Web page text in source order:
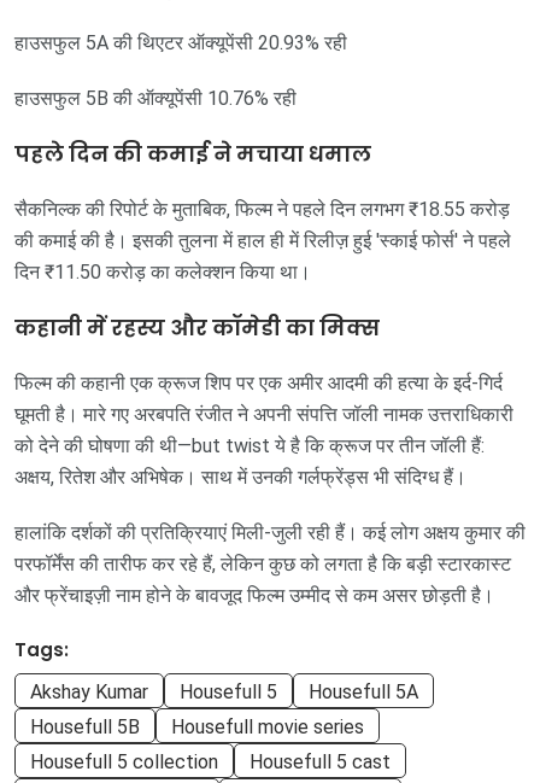
हाउसफुल 5A की थिएटर ऑक्यूपेंसी 20.93% रही
हाउसफुल 5B की ऑक्यूपेंसी 10.76% रही
पहले दिन की कमाई ने मचाया धमाल
सैकनिल्क की रिपोर्ट के मुताबिक, फिल्म ने पहले दिन लगभग ₹18.55 करोड़
की कमाई की है। इसकी तुलना में हाल ही में रिलीज़ हुई 'स्काई फोर्स' ने पहले
दिन ₹11.50 करोड़ का कलेक्शन किया था।
कहानी में रहस्य और कॉमेडी का मिक्स
फिल्म की कहानी एक क्रूज शिप पर एक अमीर आदमी की हत्या के इर्द-गिर्द
घूमती है। मारे गए अरबपति रंजीत ने अपनी संपत्ति जॉली नामक उत्तराधिकारी
को देने की घोषणा की थी—but twist ये है कि क्रूज पर तीन जॉली हैं:
अक्षय, रितेश और अभिषेक। साथ में उनकी गर्लफ्रेंड्स भी संदिग्ध हैं।
हालांकि दर्शकों की प्रतिक्रियाएं मिली-जुली रही हैं। कई लोग अक्षय कुमार की
परफॉर्मेंस की तारीफ कर रहे हैं, लेकिन कुछ को लगता है कि बड़ी स्टारकास्ट
और फ्रेंचाइज़ी नाम होने के बावजूद फिल्म उम्मीद से कम असर छोड़ती है।
Tags:
Akshay Kumar Housefull 5
Housefull 5A
Housefull 5B
Housefull movie series
Housefull 5 collection
Housefull 5 cast